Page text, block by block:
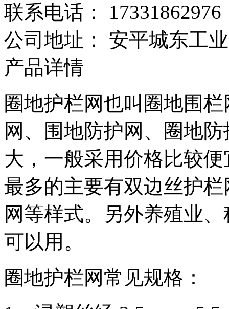
联系电话：
17331862976
公司地址：
安平城东工
产品详情
圈地护栏网也叫圈地围
网、围地防护网、圈地
大，一般采用价格比较
最多的主要有双边丝护
网等样式。另外养殖业
可以用。
圈地护栏网常见规格：